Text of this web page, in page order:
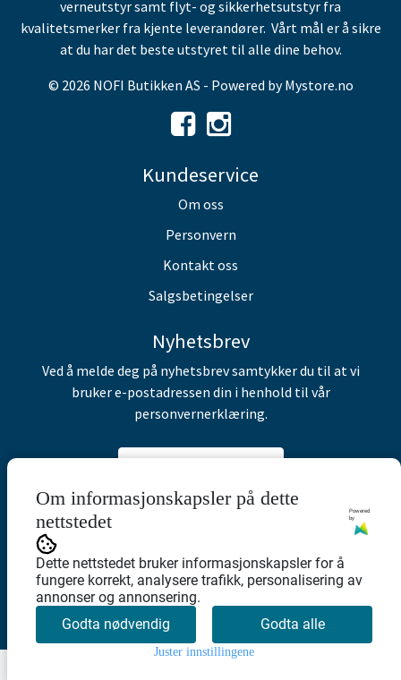
verneutstyr samt flyt- og sikkerhetsutstyr fra
kvalitetsmerker fra kjente leverandører. Vårt mål er å sikre
at du har det beste utstyret til alle dine behov.
© 2026 NOFI Butikken AS - Powered byMystore.no
Kundeservice
Om oss
Personvern
Kontakt oss
Salgsbetingelser
Nyhetsbrev
Ved å melde deg på nyhetsbrev samtykker du til at vi
bruker e-postadressen din i henhold til vår
personvernerklæring.
Abonner på nyhetsbrev
Om informasjonskapsler på dette
nettstedet
Powered
by
Dette nettstedet bruker informasjonskapsler for å
fungere korrekt, analysere trafikk, personalisering av
annonser og annonsering.
Godta nødvendig
Godta alle
Juster innstillingene